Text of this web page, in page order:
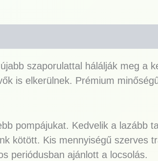
szaporulattal hálálják meg a
is elkerülnek. Prémium
pompájukat. Kedvelik a lazább
kötött. Kis mennyiségű szerves
periódusban ajánlott a locsolás.